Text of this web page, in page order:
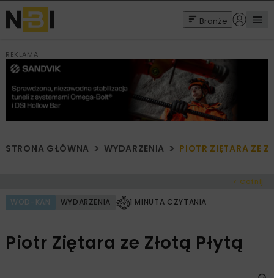
Branże
REKLAMA
STRONA GŁÓWNA WYDARZENIA PIOTR ZIĘTARA ZE
< Cofnij
WOD-KAN WYDARZENIA 1 MINUTA CZYTANIA
Piotr Ziętara ze Złotą Płytą